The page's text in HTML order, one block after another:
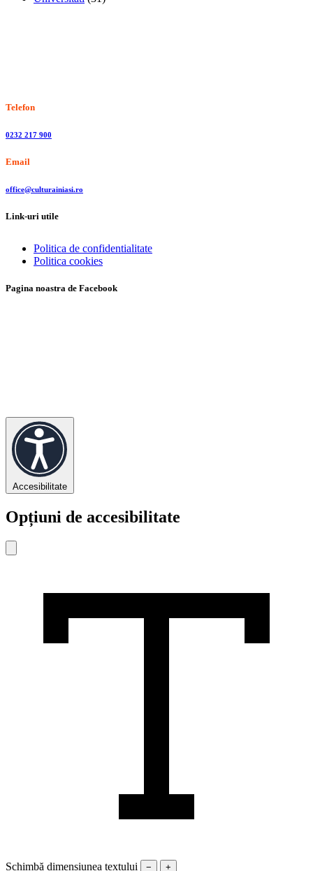
Telefon
0232 217 900
Email
office@culturainiasi.ro
Link-uri utile
Politica de confidentialitate
Politica cookies
Pagina noastra de Facebook
Accesibilitate
Opțiuni de accesibilitate
Schimbă dimensiunea textului − +